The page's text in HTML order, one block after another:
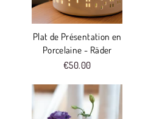
Plat de Présentation en
Porcelaine - Räder
€50.00